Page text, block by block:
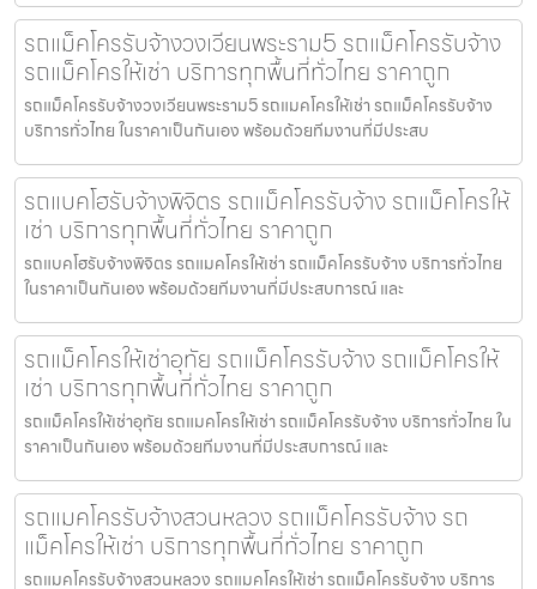
รถแม็คโครรับจ้างวงเวียนพระราม5 รถแม็คโครรับจ้าง
รถแม็คโครให้เช่า บริการทุกพื้นที่ทั่วไทย ราคาถูก
รถแม็คโครรับจ้างวงเวียนพระราม5 รถแมคโครให้เช่า รถแม็คโครรับจ้าง
บริการทั่วไทย ในราคาเป็นกันเอง พร้อมด้วยทีมงานที่มีประสบ
รถแบคโฮรับจ้างพิจิตร รถแม็คโครรับจ้าง รถแม็คโครให้
เช่า บริการทุกพื้นที่ทั่วไทย ราคาถูก
รถแบคโฮรับจ้างพิจิตร รถแมคโครให้เช่า รถแม็คโครรับจ้าง บริการทั่วไทย
ในราคาเป็นกันเอง พร้อมด้วยทีมงานที่มีประสบการณ์ และ
รถแม็คโครให้เช่าอุทัย รถแม็คโครรับจ้าง รถแม็คโครให้
เช่า บริการทุกพื้นที่ทั่วไทย ราคาถูก
รถแม็คโครให้เช่าอุทัย รถแมคโครให้เช่า รถแม็คโครรับจ้าง บริการทั่วไทย ใน
ราคาเป็นกันเอง พร้อมด้วยทีมงานที่มีประสบการณ์ และ
รถแมคโครรับจ้างสวนหลวง รถแม็คโครรับจ้าง รถ
แม็คโครให้เช่า บริการทุกพื้นที่ทั่วไทย ราคาถูก
รถแมคโครรับจ้างสวนหลวง รถแมคโครให้เช่า รถแม็คโครรับจ้าง บริการ